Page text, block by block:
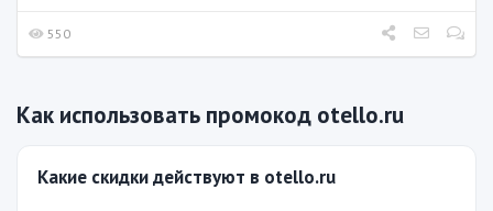
550
Как использовать промокод otello.ru
Какие скидки действуют в otello.ru